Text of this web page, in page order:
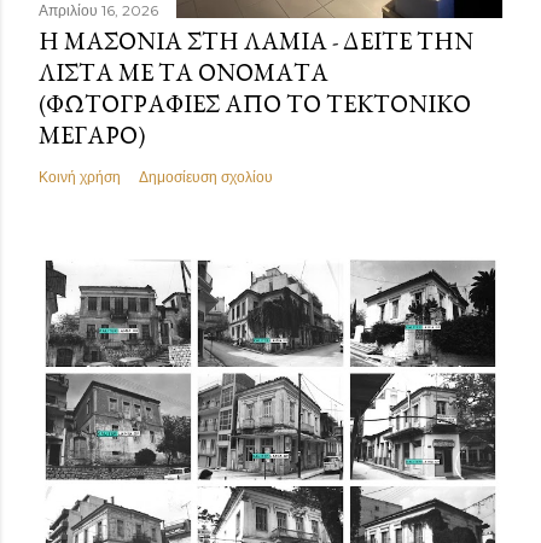
Απριλίου 16, 2026
Η ΜΑΣΟΝΊΑ ΣΤΗ ΛΑΜΊΑ - ΔΕΊΤΕ ΤΗΝ
ΛΊΣΤΑ ΜΕ ΤΑ ΟΝΌΜΑΤΑ
(ΦΩΤΟΓΡΑΦΊΕΣ ΑΠΌ ΤΟ ΤΕΚΤΟΝΙΚΌ
ΜΈΓΑΡΟ)
Κοινή χρήση Δημοσίευση σχολίου